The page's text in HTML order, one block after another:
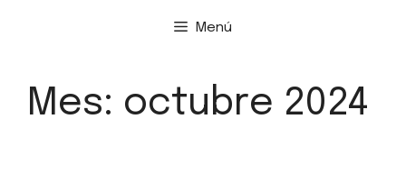
Menú
Mes: octubre 2024